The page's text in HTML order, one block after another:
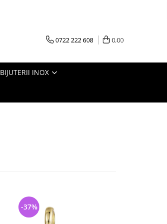
0722 222 608 0,00
BIJUTERII INOX
-37%